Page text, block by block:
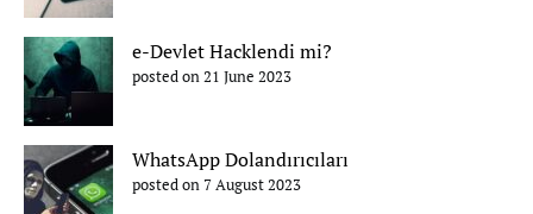
e-Devlet Hacklendi mi?
posted on 21 June 2023
WhatsApp Dolandırıcıları
posted on 7 August 2023